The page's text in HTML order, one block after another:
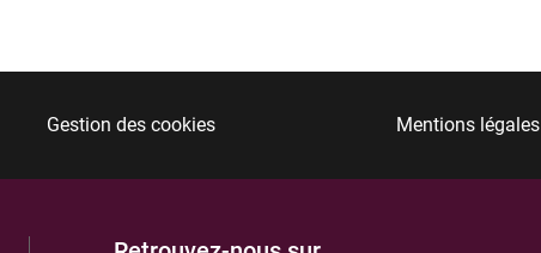
Gestion des cookies Mentions légales